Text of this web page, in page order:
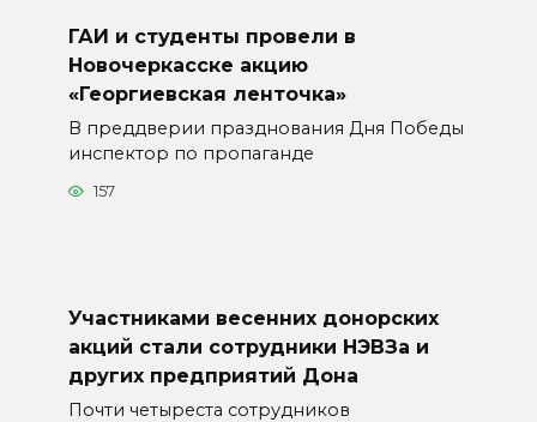
ГАИ и студенты провели в
Новочеркасске акцию
«Георгиевская ленточка»
В преддверии празднования Дня Победы
инспектор по пропаганде
157
Участниками весенних донорских
акций стали сотрудники НЭВЗа и
других предприятий Дона
Почти четыреста сотрудников